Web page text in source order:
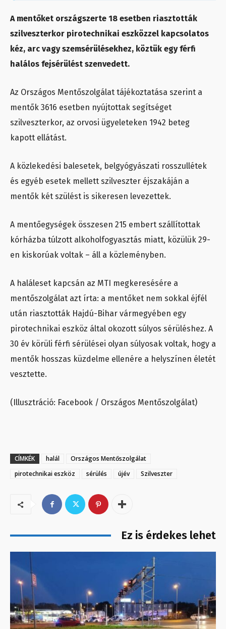
A mentőket országszerte 18 esetben riasztották
szilveszterkor pirotechnikai eszközzel kapcsolatos
kéz, arc vagy szemsérülésekhez, köztük egy férfi
halálos fejsérülést szenvedett.
Az Országos Mentőszolgálat tájékoztatása szerint a
mentők 3616 esetben nyújtottak segítséget
szilveszterkor, az orvosi ügyeleteken 1942 beteg
kapott ellátást.
A közlekedési balesetek, belgyógyászati rosszullétek
és egyéb esetek mellett szilveszter éjszakáján a
mentők két szülést is sikeresen levezettek.
A mentőegységek összesen 215 embert szállítottak
kórházba túlzott alkoholfogyasztás miatt, közülük 29-
en kiskorúak voltak – áll a közleményben.
A haláleset kapcsán az MTI megkeresésére a
mentőszolgálat azt írta: a mentőket nem sokkal éjfél
után riasztották Hajdú-Bihar vármegyében egy
pirotechnikai eszköz által okozott súlyos sérüléshez. A
30 év körüli férfi sérülései olyan súlyosak voltak, hogy a
mentők hosszas küzdelme ellenére a helyszínen életét
vesztette.
(Illusztráció: Facebook / Országos Mentőszolgálat)
CÍMKÉK halál
Országos Mentőszolgálat
pirotechnikai eszköz
sérülés újév Szilveszter
Ez is érdekes lehet